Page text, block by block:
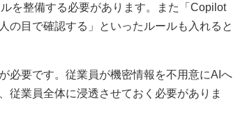
を整備する必要があります。また「Copilot
の目で確認する」といったルールも入れると
必要です。従業員が機密情報を不用意にAIへ
従業員全体に浸透させておく必要がありま